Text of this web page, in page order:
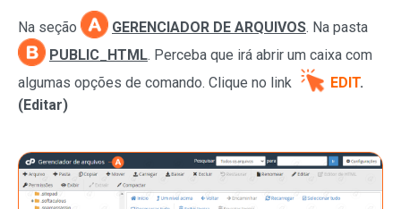
Na seção GERENCIADOR DE ARQUIVOS. Na pasta
PUBLIC_HTML. Perceba que irá abrir um caixa com
algumas opções de comando. C lique no link EDIT.
(Editar)